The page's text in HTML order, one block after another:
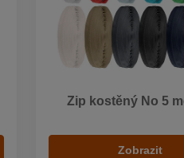
Zip kostěný No 5
Zobrazit